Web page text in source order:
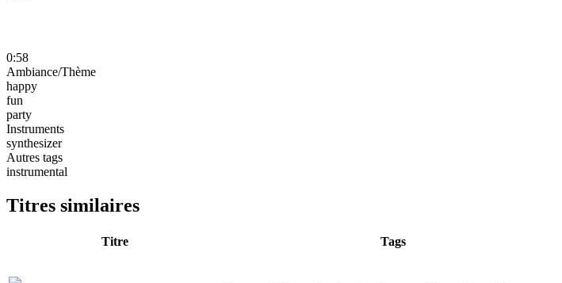
0:58
Ambiance/Thème
happy
fun
party
Instruments
synthesizer
Autres tags
instrumental
Titres similaires
Titre Tags